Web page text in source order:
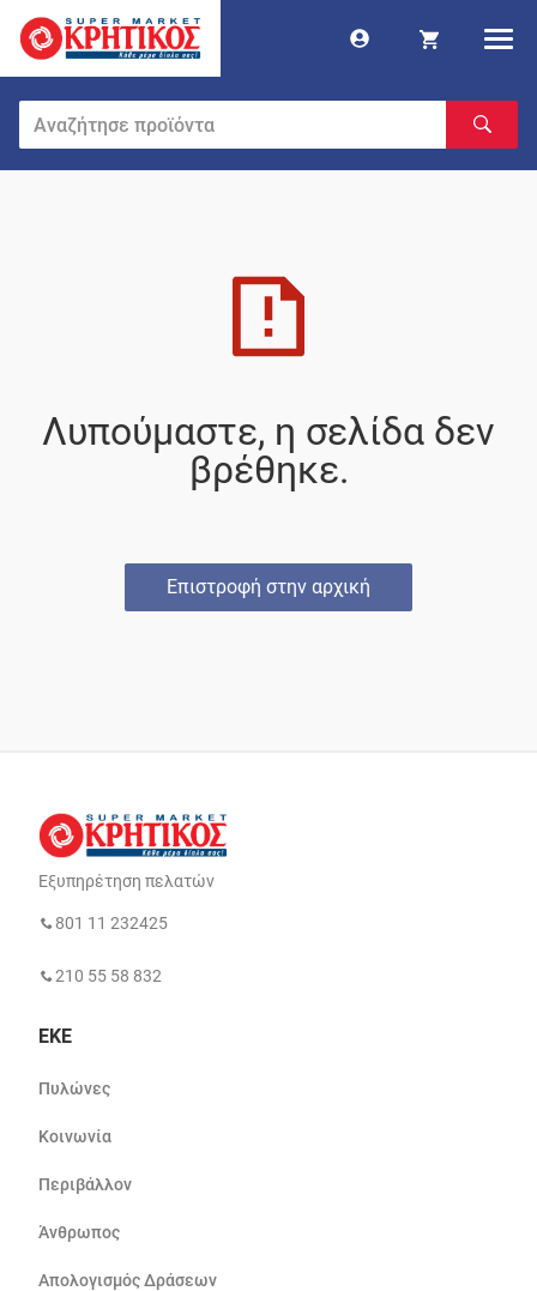
Λυπούμαστε, η σελίδα δεν
βρέθηκε.
Επιστροφή στην αρχική
Εξυπηρέτηση πελατών
801 11 232425
210 55 58 832
ΕΚΕ
Πυλώνες
Κοινωνία
Περιβάλλον
Άνθρωπος
Απολογισμός Δράσεων